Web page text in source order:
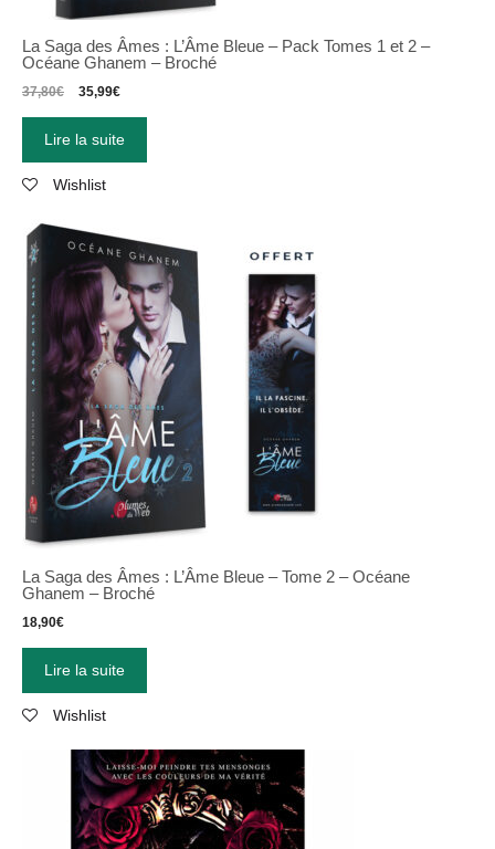
La Saga des Âmes : L’Âme Bleue – Pack Tomes 1 et 2 –
Océane Ghanem – Broché
37,80€ 35,99€
Lire la suite
Wishlist
La Saga des Âmes : L’Âme Bleue – Tome 2 – Océane
Ghanem – Broché
18,90€
Lire la suite
Wishlist